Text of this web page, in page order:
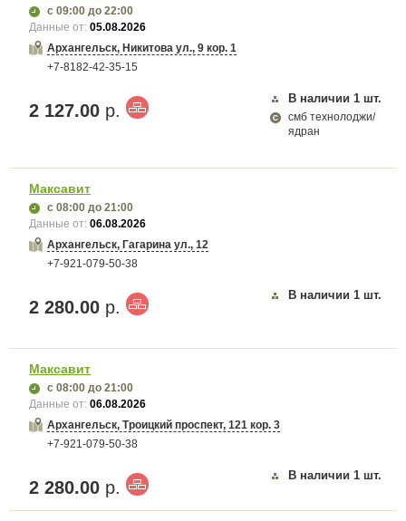
с 09:00 до 22:00
Данные от:05.08.2026
Архангельск, Никитова ул., 9 кор. 1
+7-8182-42-35-15
2 127.00 р.
В наличии 1 шт.
смб технолоджи/
ядран
Максавит
с 08:00 до 21:00
Данные от:06.08.2026
Архангельск, Гагарина ул., 12
+7-921-079-50-38
2 280.00 р.
В наличии 1 шт.
Максавит
с 08:00 до 21:00
Данные от:06.08.2026
Архангельск, Троицкий проспект, 121 кор. 3
+7-921-079-50-38
2 280.00 р.
В наличии 1 шт.